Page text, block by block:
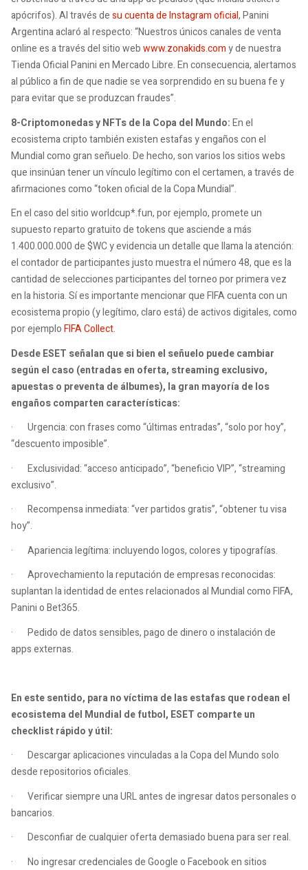
apócrifos). Al través desu cuenta de Instagram oficial, Panini
Argentina aclaró al respecto: “Nuestros únicos canales de venta
online es a través del sitio webwww.zonakids.comy de nuestra
Tienda Oficial Panini en Mercado Libre. En consecuencia, alertamos
al público a fin de que nadie se vea sorprendido en su buena fe y
para evitar que se produzcan fraudes”.
8-Criptomonedas y NFTs de la Copa del Mundo:En el
ecosistema cripto también existen estafas y engaños con el
Mundial como gran señuelo. De hecho, son varios los sitios webs
que insinúan tener un vínculo legítimo con el certamen, a través de
afirmaciones como “token oficial de la Copa Mundial”.
En el caso del sitioworldcup*.fun, por ejemplo, promete un
supuesto reparto gratuito de tokens que asciende a más
1.400.000.000 de $WC y evidencia un detalle que llama la atención:
el contador de participantes justo muestra el número 48, que es la
cantidad de selecciones participantes del torneo por primera vez
en la historia. Sí es importante mencionar que FIFA cuenta con un
ecosistema propio (y legítimo, claro está) de activos digitales, como
por ejemploFIFA Collect.
Desde ESET señalan que si bien el señuelo puede cambiar
según el caso (entradas en oferta, streaming exclusivo,
apuestas o preventa de álbumes), la gran mayoría de los
engaños comparten características:
· Urgencia: con frases como “últimas entradas”, “solo por hoy”,
“descuento imposible”.
· Exclusividad: “acceso anticipado”, “beneficio VIP”, “streaming
exclusivo”.
· Recompensa inmediata: “ver partidos gratis”, “obtener tu visa
hoy”.
· Apariencia legítima: incluyendo logos, colores y tipografías.
· Aprovechamiento la reputación de empresas reconocidas:
suplantan la identidad de entes relacionados al Mundial como FIFA,
Panini o Bet365.
· Pedido de datos sensibles, pago de dinero o instalación de
apps externas.
En este sentido, para no víctima de las estafas que rodean el
ecosistema del Mundial de futbol, ESET comparte un
checklist rápido y útil:
· Descargar aplicaciones vinculadas a la Copa del Mundo solo
desde repositorios oficiales.
· Verificar siempre una URL antes de ingresar datos personales o
bancarios.
· Desconfiar de cualquier oferta demasiado buena para ser real.
· No ingresar credenciales de Google o Facebook en sitios